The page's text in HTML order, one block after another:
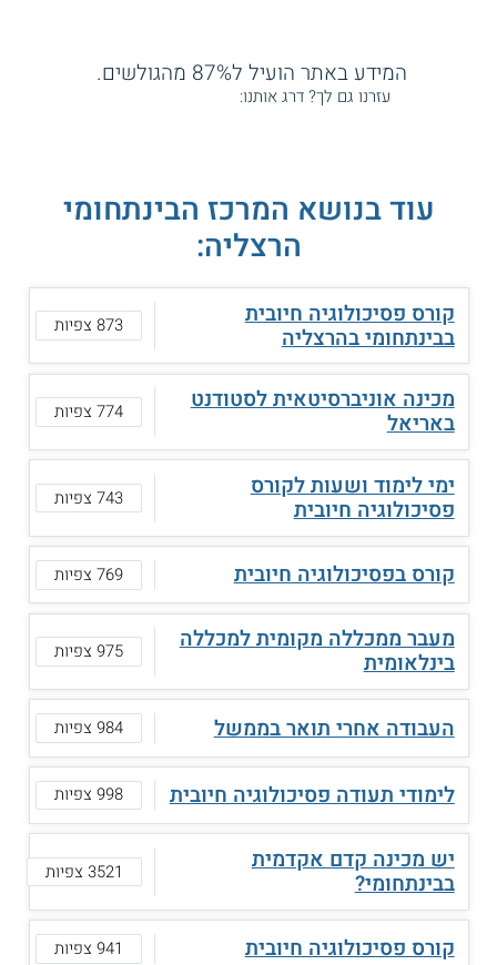
המידע באתר הועיל ל87% מהגולשים.
עזרנו גם לך? דרג אותנו:
עוד בנושא המרכז הבינתחומי
הרצליה:
קורס פסיכולוגיה חיובית
בבינתחומי בהרצליה 873 צפיות
מכינה אוניברסיטאית לסטודנט
באריאל 774 צפיות
ימי לימוד ושעות לקורס
פסיכולוגיה חיובית 743 צפיות
קורס בפסיכולוגיה חיובית 769 צפיות
מעבר ממכללה מקומית למכללה
בינלאומית 975 צפיות
העבודה אחרי תואר בממשל 984 צפיות
לימודי תעודה פסיכולוגיה חיובית 998 צפיות
יש מכינה קדם אקדמית
בבינתחומי? 3521 צפיות
קורס פסיכולוגיה חיובית 941 צפיות